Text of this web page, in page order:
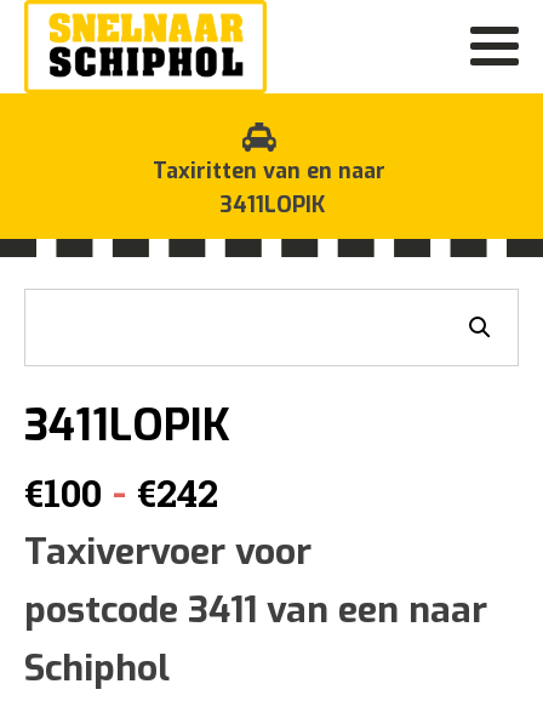
Taxiritten van en naar
3411LOPIK
3411LOPIK
€100 - €242
€100
tot
Taxivervoer voor
postcode 3411 van een naar
Schiphol